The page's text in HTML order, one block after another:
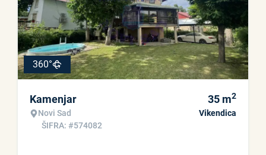
360°
Kamenjar
Novi Sad
ŠIFRA: #574082
35 m2
Vikendica